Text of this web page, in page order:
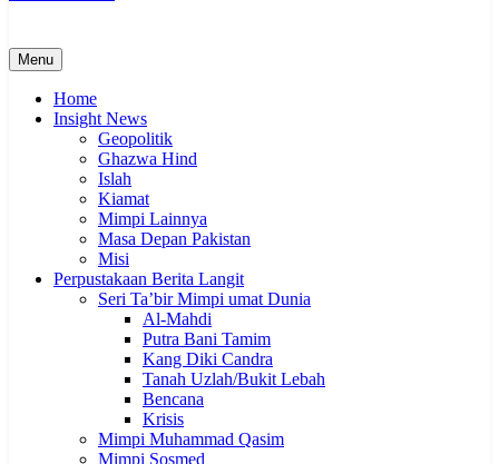
Menu
Home
Insight News
Geopolitik
Ghazwa Hind
Islah
Kiamat
Mimpi Lainnya
Masa Depan Pakistan
Misi
Perpustakaan Berita Langit
Seri Ta’bir Mimpi umat Dunia
Al-Mahdi
Putra Bani Tamim
Kang Diki Candra
Tanah Uzlah/Bukit Lebah
Bencana
Krisis
Mimpi Muhammad Qasim
Mimpi Sosmed